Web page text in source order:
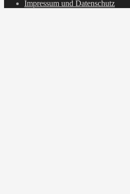
Impressum und Datenschutz